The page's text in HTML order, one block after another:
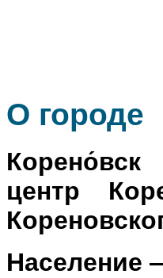
О городе
Корено́вск
центр
Население